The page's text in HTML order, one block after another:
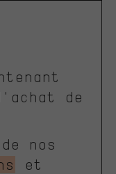
de
nos
et